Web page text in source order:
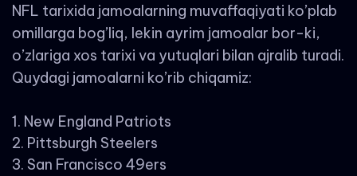
NFL tarixida jamoalarning muvaffaqiyati ko’plab
omillarga bog’liq, lekin ayrim jamoalar bor-ki,
o’zlariga xos tarixi va yutuqlari bilan ajralib turadi.
Quydagi jamoalarni ko’rib chiqamiz:
New England Patriots
Pittsburgh Steelers
San Francisco 49ers